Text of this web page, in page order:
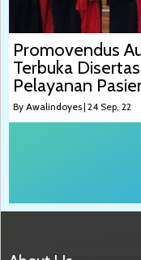
Promovendus
Terbuka
Pelayanan
By Awalindoyes| 24 Sep, 22